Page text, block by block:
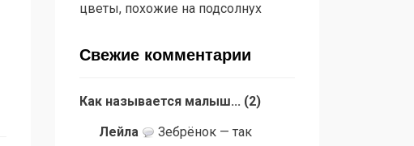
цветы, похожие на подсолнух
Свежие комментарии
Как называется малыш... (2)
Лейла
Зебрёнок — так